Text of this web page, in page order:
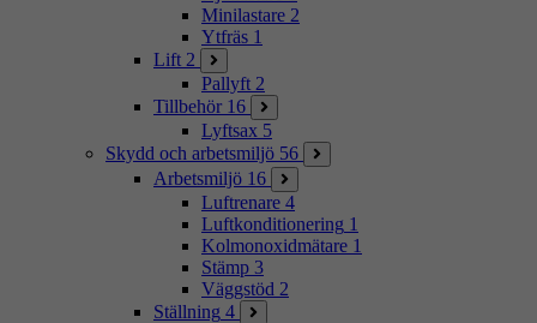
Minilastare 2
Ytfräs 1
Lift 2
Pallyft 2
Tillbehör 16
Lyftsax 5
Skydd och arbetsmiljö 56
Arbetsmiljö 16
Luftrenare 4
Luftkonditionering 1
Kolmonoxidmätare 1
Stämp 3
Väggstöd 2
Ställning 4